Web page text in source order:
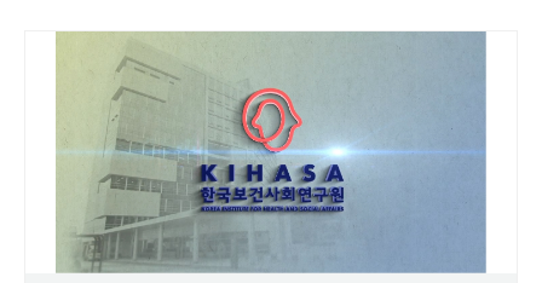
기록물 아카이브
사진 아카이브 문서 기록물 행정박물 영상 기록물
주년 기념
성과 50선 숫자로 보는 50년